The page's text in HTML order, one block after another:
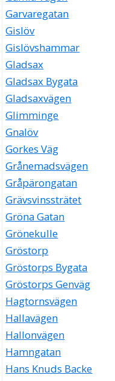
Garvaregatan
Gislöv
Gislövshammar
Gladsax
Gladsax Bygata
Gladsaxvägen
Glimminge
Gnalöv
Gorkes Väg
Grånemadsvägen
Gråpärongatan
Grävsvinssträtet
Gröna Gatan
Grönekulle
Gröstorp
Gröstorps Bygata
Gröstorps Genväg
Hagtornsvägen
Hallavägen
Hallonvägen
Hamngatan
Hans Knuds Backe